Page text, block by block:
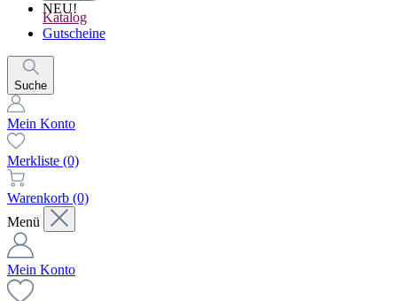
NEU!
Katalog
Gutscheine
Suche
Mein Konto
Merkliste (0)
Warenkorb (0)
Menü
Mein Konto